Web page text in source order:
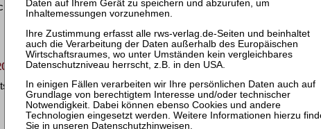
m; Art. 13; § 135 Abs. 2 Nr. 1 InsO – Dem Gerichtshof …
- IX ZR 229/23
der Europäischen Union werden zur Auslegung des Gemein …
Datenschutzhinweisen.